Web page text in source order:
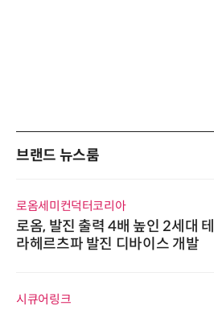
브랜드 뉴스룸
로옴세미컨덕터코리아
로옴, 발진 출력 4배 높인 2세대 테
라헤르츠파 발진 디바이스 개발
시큐어링크